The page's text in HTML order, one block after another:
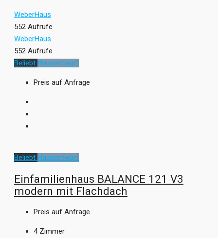
WeberHaus
552 Aufrufe
WeberHaus
552 Aufrufe
Beliebt Hausentwurf
Preis auf Anfrage
Beliebt Hausentwurf
Einfamilienhaus BALANCE 121 V3
modern mit Flachdach
Preis auf Anfrage
4 Zimmer